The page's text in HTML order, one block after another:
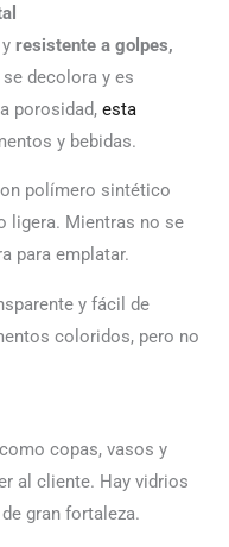
resistente a golpes,
se decolora y es
porosidad, esta
y bebidas.
polímero sintético
ligera. Mientras no se
para emplatar.
y fácil de
coloridos, pero no
copas, vasos y
al cliente. Hay vidrios
gran fortaleza.